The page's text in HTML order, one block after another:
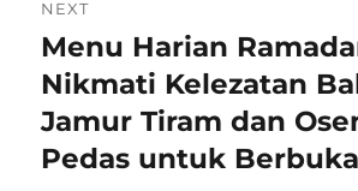
NEXT
Next
post:
Menu Harian
Nikmati Kelezatan
Jamur Tiram dan
Pedas untuk Berbuka